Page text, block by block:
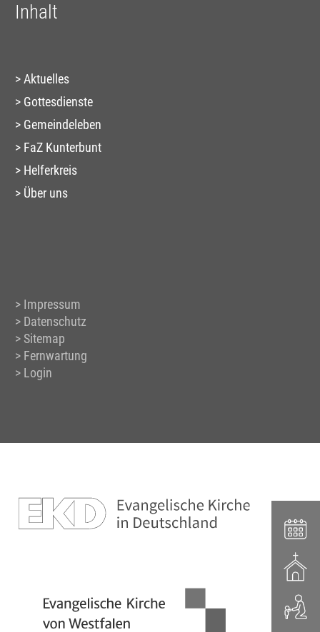
Inhalt
Aktuelles
Gottesdienste
Gemeindeleben
FaZ Kunterbunt
Helferkreis
Über uns
Impressum
Datenschutz
Sitemap
Fernwartung
Login